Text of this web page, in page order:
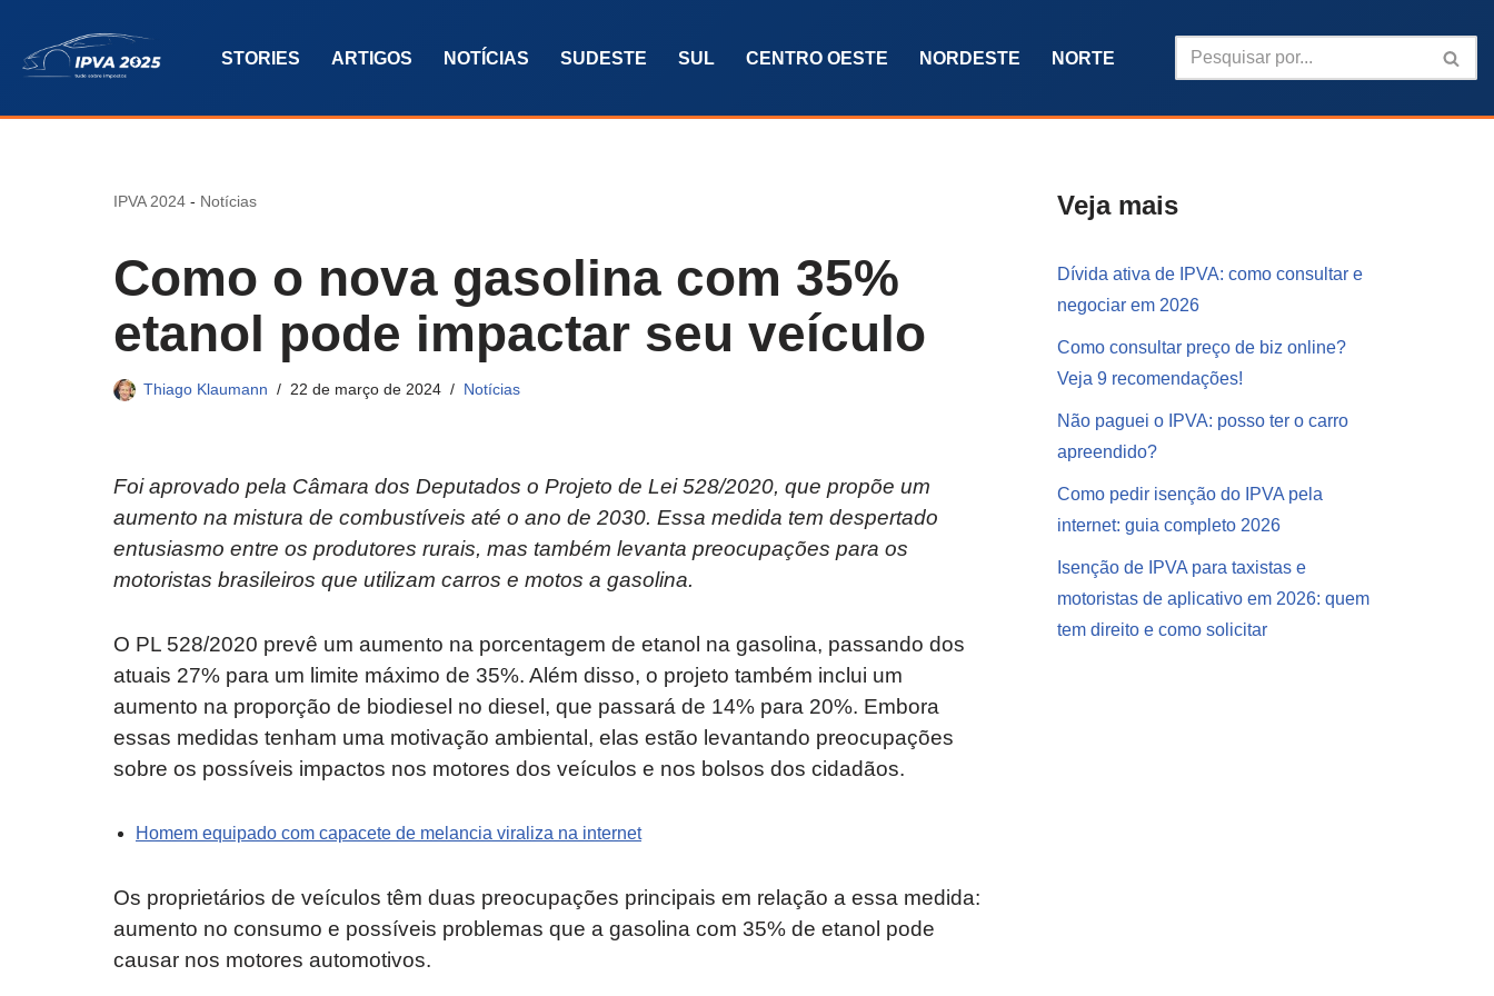
Pular
o
STORIES ARTIGOS NOTÍCIAS SUDESTE SUL CENTRO OESTE NORDESTE NORTE
IPVA 2024 - Notícias
Como o nova gasolina com 35%
etanol pode impactar seu veículo
Thiago Klaumann 22 de março de 2024 Notícias
Foi aprovado pela Câmara dos Deputados o Projeto de Lei 528/2020, que propõe um
aumento na mistura de combustíveis até o ano de 2030. Essa medida tem despertado
entusiasmo entre os produtores rurais, mas também levanta preocupações para os
motoristas brasileiros que utilizam carros e motos a gasolina.
O PL 528/2020 prevê um aumento na porcentagem de etanol na gasolina, passando dos
atuais 27% para um limite máximo de 35%. Além disso, o projeto também inclui um
aumento na proporção de biodiesel no diesel, que passará de 14% para 20%. Embora
essas medidas tenham uma motivação ambiental, elas estão levantando preocupações
sobre os possíveis impactos nos motores dos veículos e nos bolsos dos cidadãos.
Homem equipado com capacete de melancia viraliza na internet
Os proprietários de veículos têm duas preocupações principais em relação a essa medida:
aumento no consumo e possíveis problemas que a gasolina com 35% de etanol pode
causar nos motores automotivos.
Veja mais
Dívida ativa de IPVA: como consultar e
negociar em 2026
Como consultar preço de biz online?
Veja 9 recomendações!
Não paguei o IPVA: posso ter o carro
apreendido?
Como pedir isenção do IPVA pela
internet: guia completo 2026
Isenção de IPVA para taxistas e
motoristas de aplicativo em 2026: quem
tem direito e como solicitar